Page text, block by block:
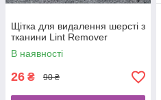
Щітка для видалення шерсті з
тканини Lint Remover
В наявності
26 ₴ 90 ₴